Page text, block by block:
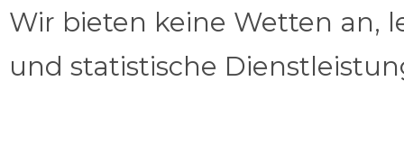
Wir bieten keine Wetten an,
und statistische